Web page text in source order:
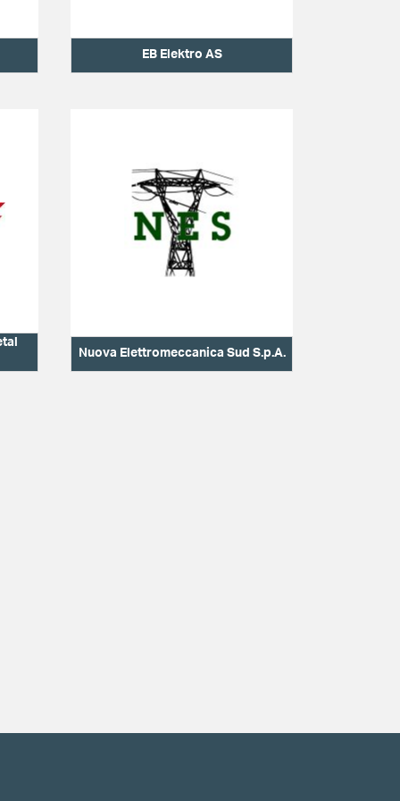
EB Elektro AS
Nuova Elettromeccanica Sud S.p.A.